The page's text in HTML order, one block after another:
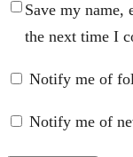
Save my name,
the next time I
Notify me of
Notify me of